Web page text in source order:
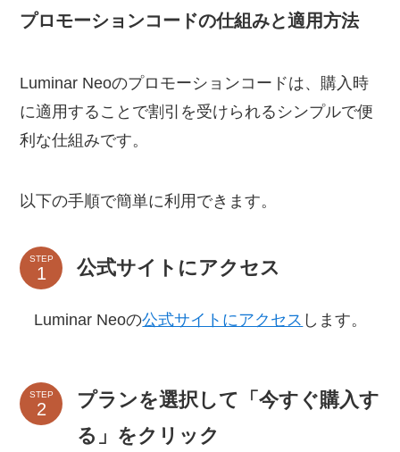
プロモーションコードの仕組みと適用方法
Luminar Neoのプロモーションコードは、購入時
に適用することで割引を受けられるシンプルで便
利な仕組みです。
以下の手順で簡単に利用できます。
STEP 公式サイトにアクセス
Luminar Neoの公式サイトにアクセス します。
STEP
プランを選択して「今すぐ購入す
る」をクリック